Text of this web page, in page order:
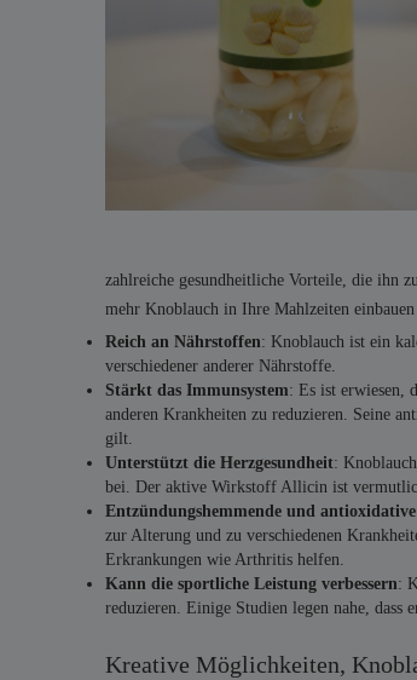
zahlreiche gesundheitliche Vorteile, die ihn
mehr Knoblauch in Ihre Mahlzeiten
Reich an Nährstoffen: Knoblauch ist ein
verschiedener anderer Nährstoffe.
Stärkt das Immunsystem: Es ist erwiesen,
anderen Krankheiten zu reduzieren. Seine
gilt.
Unterstützt die Herzgesundheit:
bei. Der aktive Wirkstoff Allicin ist
Entzündungshemmende und
zur Alterung und zu verschiedenen
Erkrankungen wie Arthritis helfen.
Kann die sportliche Leistung verbessern:
reduzieren. Einige Studien legen nahe, dass
Kreative Möglichkeiten,